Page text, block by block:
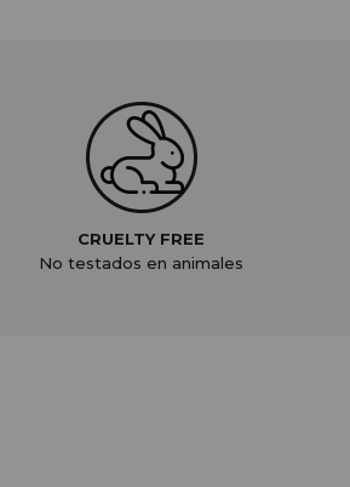
CRUELTY FREE
No testados en animales